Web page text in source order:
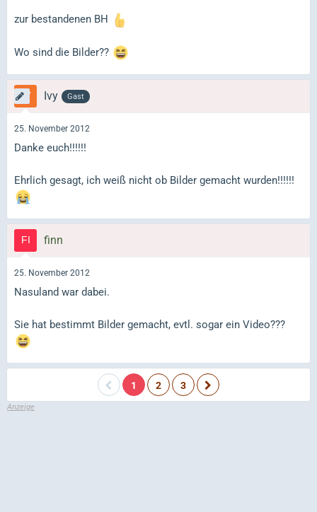
zur bestandenen BH
Wo sind die Bilder??
Ivy Gast
25. November 2012
Danke euch!!!!!!
Ehrlich gesagt, ich weiß nicht ob Bilder gemacht wurden!!!!!!
finn
25. November 2012
Nasuland war dabei.
Sie hat bestimmt Bilder gemacht, evtl. sogar ein Video???
1 2 3